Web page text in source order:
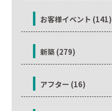
お客様イベント (141)
新築 (279)
アフター (16)